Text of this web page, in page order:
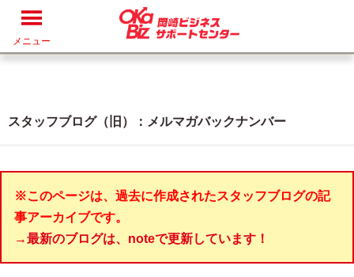
メニュー
スタッフブログ（旧）：メルマガバックナンバー
※このページは、過去に作成されたスタッフブログの記
事アーカイブです。
→最新のブログは、noteで更新しています！